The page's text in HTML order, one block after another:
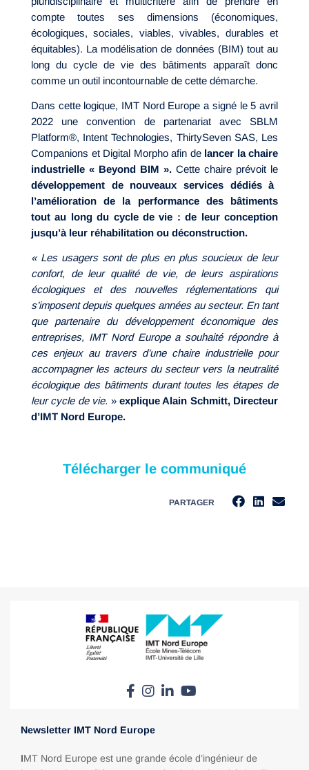
compte toutes ses dimensions (économiques,
écologiques, sociales, viables, vivables, durables et
équitables). La modélisation de données (BIM) tout au
long du cycle de vie des bâtiments apparaît donc
comme un outil incontournable de cette démarche.
Dans cette logique, IMT Nord Europe a signé le 5 avril
2022 une convention de partenariat avec SBLM
Platform®, Intent Technologies, ThirtySeven SAS, Les
Companions et Digital Morpho afin delancer la chaire
industrielle « Beyond BIM ». Cette chaire prévoit le
développement de nouveaux services dédiés à
l’amélioration de la performance des bâtiments
tout au long du cycle de vie : de leur conception
jusqu’à leur réhabilitation ou déconstruction.
« Les usagers sont de plus en plus soucieux de leur
confort, de leur qualité de vie, de leurs aspirations
écologiques et des nouvelles réglementations qui
s’imposent depuis quelques années au secteur. En tant
que partenaire du développement économique des
entreprises, IMT Nord Europe a souhaité répondre à
ces enjeux au travers d’une chaire industrielle pour
accompagner les acteurs du secteur vers la neutralité
écologique des bâtiments durant toutes les étapes de
leur cycle de vie. » explique Alain Schmitt, Directeur
d’IMT Nord Europe.
Télécharger le communiqué
PARTAGER
Newsletter IMT Nord Europe
IMT Nord Europe est une grande école d’ingénieur de